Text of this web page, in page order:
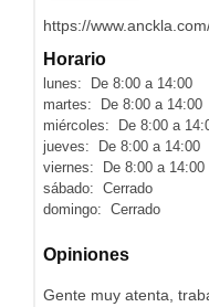
https://
Horario
lunes: De 8:00 a 14:00
martes: De 8:00 a 14:00
miércoles: De 8:00 a
jueves: De 8:00 a 14:00
viernes: De 8:00 a 14:00
sábado: Cerrado
domingo: Cerrado
Opiniones
Gente muy atenta,